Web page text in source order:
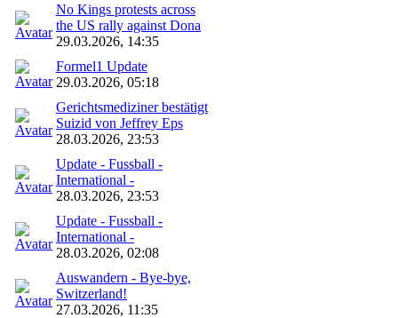
No Kings protests across
the US rally against Dona
29.03.2026, 14:35
Formel1 Update
29.03.2026, 05:18
Gerichtsmediziner bestätigt
Suizid von Jeffrey Eps
28.03.2026, 23:53
Update - Fussball -
International -
28.03.2026, 23:53
Update - Fussball -
International -
28.03.2026, 02:08
Auswandern - Bye-bye,
Switzerland!
27.03.2026, 11:35